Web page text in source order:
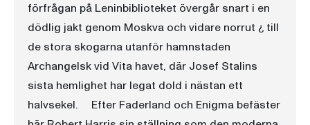
förfrågan på Leninbiblioteket övergår snart i en
dödlig jakt genom Moskva och vidare norrut ¿ till
de stora skogarna utanför hamnstaden
Archangelsk vid Vita havet, där Josef Stalins
sista hemlighet har legat dold i nästan ett
halvsekel. Efter Faderland och Enigma befäster